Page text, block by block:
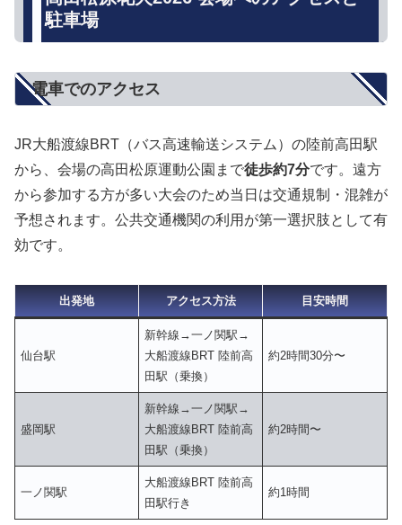
駐車場
電車でのアクセス
JR大船渡線BRT（バス高速輸送システム）の陸前高田駅
から、会場の高田松原運動公園まで徒歩約7分です。遠方
から参加する方が多い大会のため当日は交通規制・混雑が
予想されます。公共交通機関の利用が第一選択肢として有
効です。
出発地 アクセス方法 目安時間
仙台駅
新幹線→一ノ関駅→
大船渡線BRT 陸前高
田駅（乗換）
約2時間30分〜
盛岡駅
新幹線→一ノ関駅→
大船渡線BRT 陸前高
田駅（乗換）
約2時間〜
一ノ関駅
大船渡線BRT 陸前高
田駅行き
約1時間